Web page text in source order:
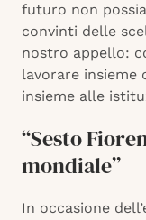
futuro non
convinti delle
nostro appello:
lavorare insieme
insieme alle
“Sesto
mondiale”
In occasione